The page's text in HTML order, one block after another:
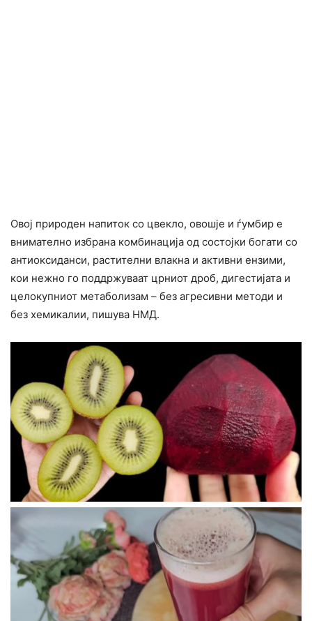
Овој природен напиток со цвекло, овошје и ѓумбир е
внимателно избрана комбинација од состојки богати со
антиоксиданси, растителни влакна и активни ензими,
кои нежно го поддржуваат црниот дроб, дигестијата и
целокупниот метаболизам – без агресивни методи и
без хемикалии, пишува НМД.